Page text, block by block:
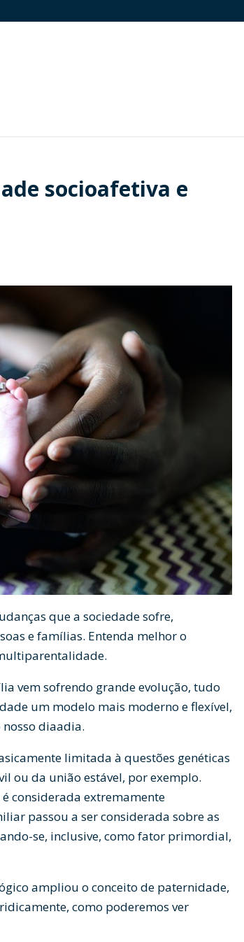
socioafetiva e
que a sociedade sofre,
e famílias. Entenda melhor o
vem sofrendo grande evolução, tudo
um modelo mais moderno e flexível,
nosso diaadia.
limitada à questões genéticas
ou da união estável, por exemplo.
considerada extremamente
passou a ser considerada sobre as
se, inclusive, como fator primordial,
ampliou o conceito de paternidade,
como poderemos ver